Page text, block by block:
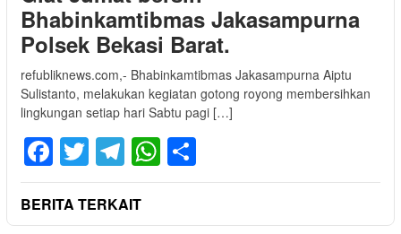
Bhabinkamtibmas Jakasampurna
Polsek Bekasi Barat.
refubliknews.com,- Bhabinkamtibmas Jakasampurna Aiptu
Sulistanto, melakukan kegiatan gotong royong membersihkan
lingkungan setiap hari Sabtu pagi […]
Facebook
Twitter
Telegram
WhatsApp
BERITA TERKAIT